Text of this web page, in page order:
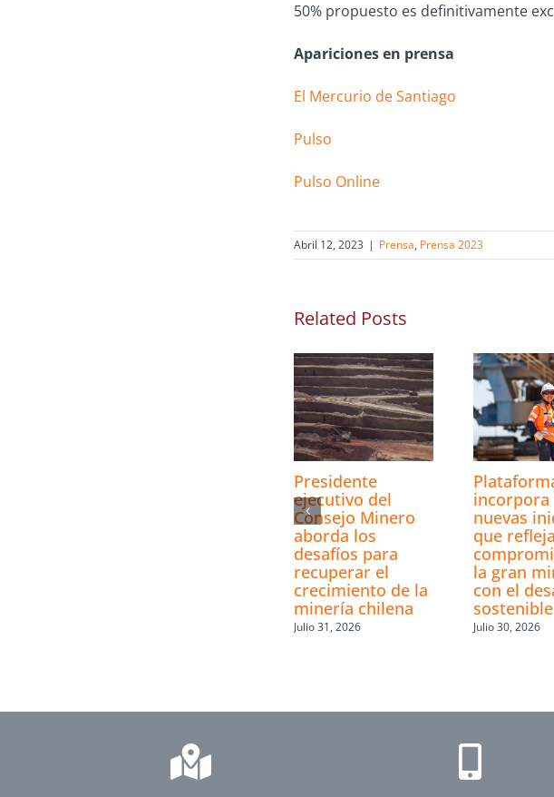
50% propuesto es definitivamente
Apariciones en prensa
El Mercurio de Santiago
Pulso
Pulso Online
Abril 12, 2023 | Prensa, Prensa 2023
Related Posts
Presidente
ejecutivo del
Consejo Minero
aborda los
desafíos para
recuperar el
crecimiento de la
minería chilena
Julio 31, 2026
incorpora
nuevas
que
la gran
con el
sostenible
Julio 30, 2026